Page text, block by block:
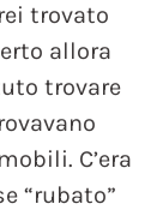
trovato
allora
trovare
C’era
“rubato”